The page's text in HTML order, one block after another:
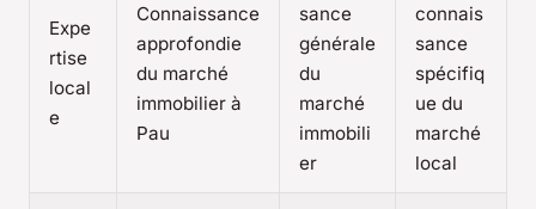
Expe
rtise
local
e
Connaissance
approfondie
du marché
immobilier à
Pau
sance
générale
du
marché
immobili
er
connais
sance
spécifiq
ue du
marché
local